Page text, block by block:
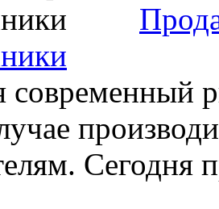
современный
Сегодня